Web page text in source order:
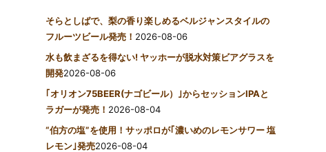
そらとしばで、梨の香り楽しめるベルジャンスタイルの
フルーツビール発売！ 2026-08-06
水も飲まざるを得ない! ヤッホーが脱水対策ビアグラスを
開発2026-08-06
｢オリオン75BEER(ナゴビール）｣からセッションIPAと
ラガーが発売！ 2026-08-04
“伯方の塩”を使用！サッポロが｢濃いめのレモンサワー 塩
レモン｣発売2026-08-04